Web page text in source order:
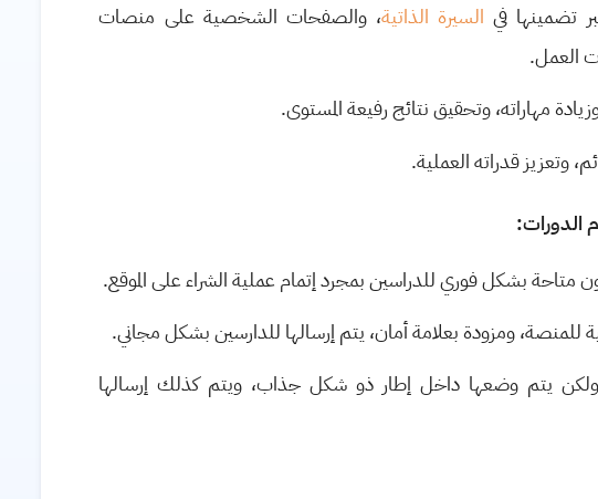
تضمينها في السيرة الذاتية، والصفحات الشخصية على منصات
العمل.
مهاراته، وتحقيق نتائج رفيعة المستوى.
وتعزيز قدراته العملية.
الدورات:
متاحة بشكل فوري للدراسين بمجرد إتمام عملية الشراء على الموقع.
ومزودة بعلامة أمان، يتم إرسالها للدارسين بشكل مجاني.
يتم وضعها داخل إطار ذو شكل جذاب، ويتم كذلك إرسالها